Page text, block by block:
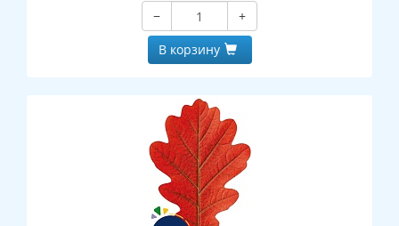
−
+
В корзину